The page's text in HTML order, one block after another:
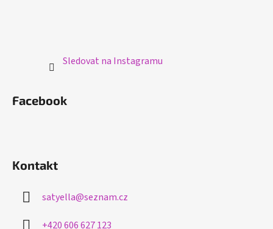
Sledovat na Instagramu
Facebook
Kontakt
satyella@seznam.cz
+420 606 627 123